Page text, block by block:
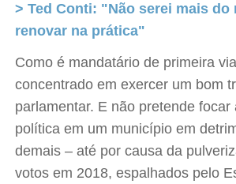
> Ted Conti: "Não serei mais do
renovar na prática"
Como é mandatário de primeira
concentrado em exercer um bom
parlamentar. E não pretende focar
política em um município em
demais – até por causa da
votos em 2018, espalhados pelo